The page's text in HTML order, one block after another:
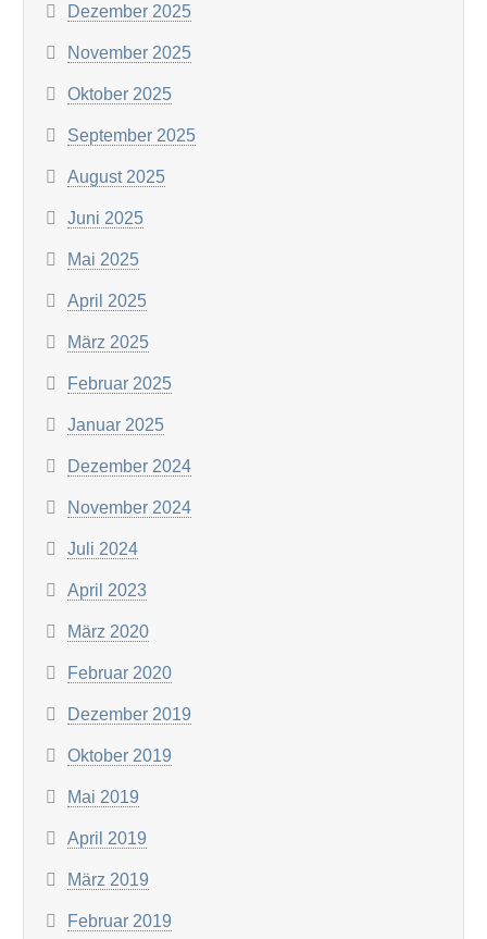
Dezember 2025
November 2025
Oktober 2025
September 2025
August 2025
Juni 2025
Mai 2025
April 2025
März 2025
Februar 2025
Januar 2025
Dezember 2024
November 2024
Juli 2024
April 2023
März 2020
Februar 2020
Dezember 2019
Oktober 2019
Mai 2019
April 2019
März 2019
Februar 2019